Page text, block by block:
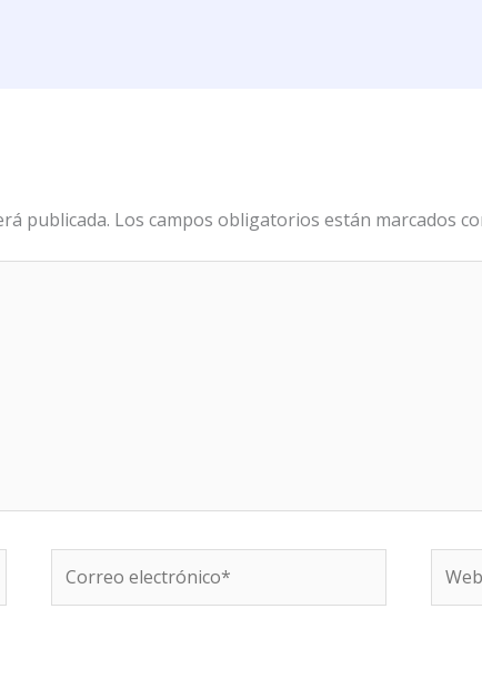
publicada. Los campos obligatorios están marcados
electrónico*